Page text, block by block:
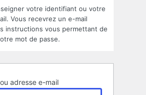
votre identifiant ou votre
Vous recevrez un e-mail
instructions vous permettant de
mot de passe.
adresse e-mail